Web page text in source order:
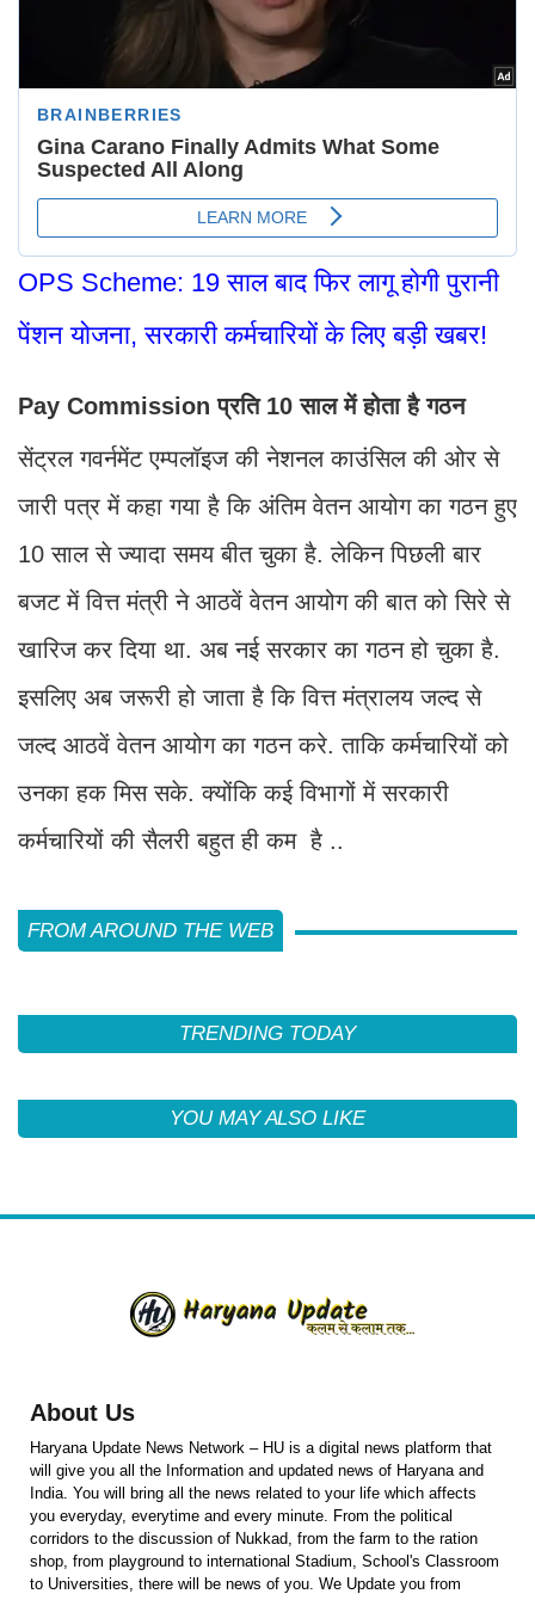
OPS Scheme: 19 साल बाद फिर लागू होगी पुरानी
पेंशन योजना, सरकारी कर्मचारियों के लिए बड़ी खबर!
Pay Commission प्रति 10 साल में होता है गठन
सेंट्रल गवर्नमेंट एम्पलॉइज की नेशनल काउंसिल की ओर से
जारी पत्र में कहा गया है कि अंतिम वेतन आयोग का गठन हुए
10 साल से ज्यादा समय बीत चुका है. लेकिन पिछली बार
बजट में वित्त मंत्री ने आठवें वेतन आयोग की बात को सिरे से
खारिज कर दिया था. अब नई सरकार का गठन हो चुका है.
इसलिए अब जरूरी हो जाता है कि वित्त मंत्रालय जल्द से
जल्द आठवें वेतन आयोग का गठन करे. ताकि कर्मचारियों को
उनका हक मिस सके. क्योंकि कई विभागों में सरकारी
कर्मचारियों की सैलरी बहुत ही कम है ..
FROM AROUND THE WEB
TRENDING TODAY
YOU MAY ALSO LIKE
About Us
Haryana Update News Network – HU is a digital news platform that
will give you all the Information and updated news of Haryana and
India. You will bring all the news related to your life which affects
you everyday, everytime and every minute. From the political
corridors to the discussion of Nukkad, from the farm to the ration
shop, from playground to international Stadium, School's Classroom
to Universities, there will be news of you. We Update you from